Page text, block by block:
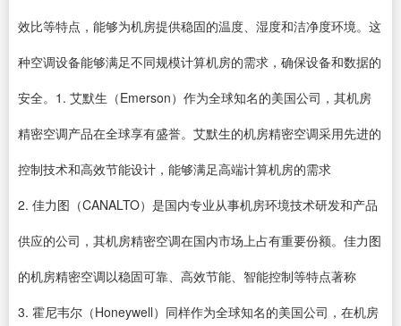
效比等特点，能够为机房提供稳固的温度、湿度和洁净度环境。这
种空调设备能够满足不同规模计算机房的需求，确保设备和数据的
安全。1. 艾默生（Emerson）作为全球知名的美国公司，其机房
精密空调产品在全球享有盛誉。艾默生的机房精密空调采用先进的
控制技术和高效节能设计，能够满足高端计算机房的需求
2. 佳力图（CANALTO）是国内专业从事机房环境技术研发和产品
供应的公司，其机房精密空调在国内市场上占有重要份额。佳力图
的机房精密空调以稳固可靠、高效节能、智能控制等特点著称
3. 霍尼韦尔（Honeywell）同样作为全球知名的美国公司，在机房